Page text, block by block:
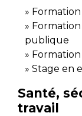
publique
Stage en
Santé,
travail